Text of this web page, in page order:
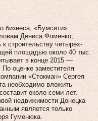
бизнеса, «Бумсити»
Дениса Фоменко,
к строительству четырех­
площадью около 40 тыс.
в конце 2015 —
оценке заместителя
«Стокман» Сергея
необходимо вложить
около семи лет.
недвижимости Донецка
является только
Гуменюка.